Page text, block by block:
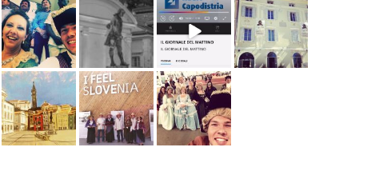
Mag 23 Apr 18 Dic 14 Apr 3
Giu 12 Mag 2 Mag 15